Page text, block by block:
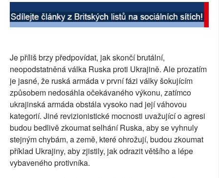
PLNÁ VERZE STRÁNEK
Je příliš brzy předpovídat, jak skončí brutální,
neopodstatněná válka Ruska proti Ukrajině. Ale prozatím
je jasné, že ruská armáda v první fázi války šokujícím
způsobem nedosáhla očekávaného výkonu, zatímco
ukrajinská armáda obstála vysoko nad její váhovou
kategorií. Jiné revizionistické mocnosti uvažující o agresi
budou bedlivě zkoumat selhání Ruska, aby se vyhnuly
stejným chybám, a země, které ohrožují, budou zkoumat
příklad Ukrajiny, aby zjistily, jak odrazit většího a lépe
vybaveného protivníka.